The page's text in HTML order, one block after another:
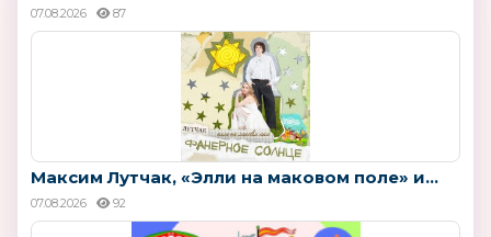
07.08.2026 87
Максим Лутчак, «Элли на маковом поле» и...
07.08.2026 92